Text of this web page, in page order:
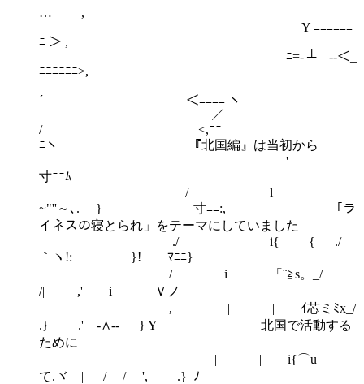
… ,
Y ﾆﾆﾆﾆﾆﾆ
ﾆ ＞ ,
ﾆ=‐ ┴ ‐‐＜_
ﾆﾆﾆﾆﾆﾆ>,
´ ＜ﾆﾆﾆﾆ ヽ
／
/ <,ﾆﾆ
ﾆヽ 『北国編』は当初から
寸ﾆﾆﾑ
/ l
~"''～､. } 寸ﾆﾆ:, 「ラ
イネスの寝とられ」をテーマにしていました
./ i{ { ./
｀ヽ!: }! ﾏﾆﾆ}
/ i 「¨≧s。_/
/| ,' i Ｖノ
, | | ｲ芯ミﾐx_/
.} .' -∧‐‐ } Y 北国で活動する
ために
| | i{⌒u
て.ヾ | / / ', .}_ﾉ